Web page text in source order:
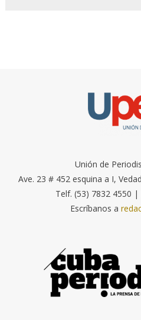
Unión de
Ave. 23 # 452 esquina a I,
Telf. (53) 7832 4550 |
Escríbanos a